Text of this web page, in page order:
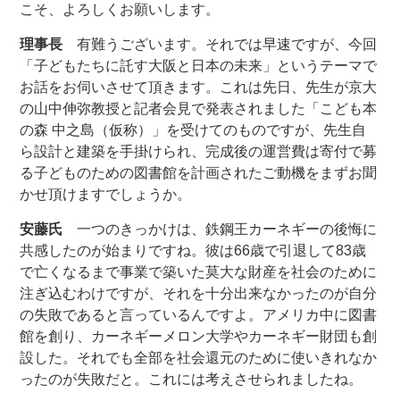
こそ、よろしくお願いします。
理事長 有難うございます。それでは早速ですが、今回
「子どもたちに託す大阪と日本の未来」というテーマで
お話をお伺いさせて頂きます。これは先日、先生が京大
の山中伸弥教授と記者会見で発表されました「こども本
の森 中之島（仮称）」を受けてのものですが、先生自
ら設計と建築を手掛けられ、完成後の運営費は寄付で募
る子どものための図書館を計画されたご動機をまずお聞
かせ頂けますでしょうか。
安藤氏 一つのきっかけは、鉄鋼王カーネギーの後悔に
共感したのが始まりですね。彼は66歳で引退して83歳
で亡くなるまで事業で築いた莫大な財産を社会のために
注ぎ込むわけですが、それを十分出来なかったのが自分
の失敗であると言っているんですよ。アメリカ中に図書
館を創り、カーネギーメロン大学やカーネギー財団も創
設した。それでも全部を社会還元のために使いきれなか
ったのが失敗だと。これには考えさせられましたね。